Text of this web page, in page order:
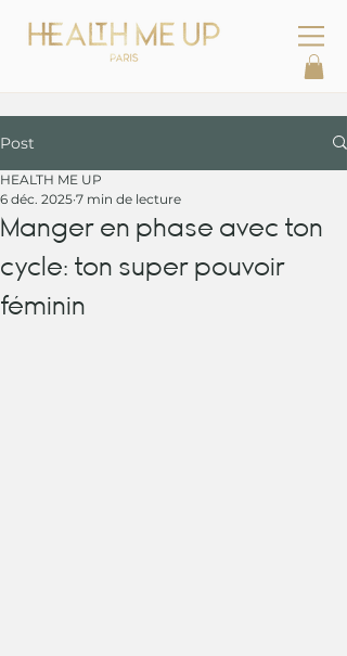
Post
Manger en phase avec ton
cycle: ton super pouvoir
féminin
HEALTH ME UP
6 déc. 2025 7 min de lecture